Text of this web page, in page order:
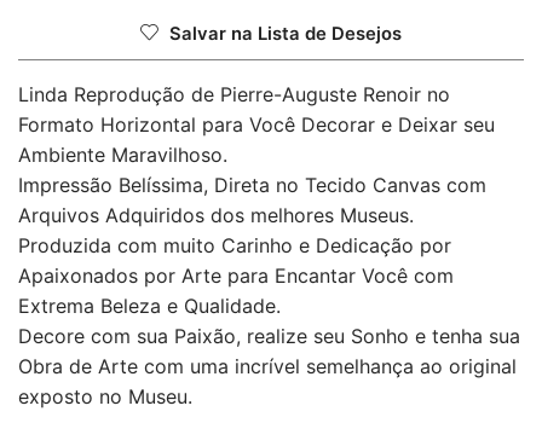
Salvar na Lista de Desejos
Linda Reprodução de Pierre-Auguste Renoir no
Formato Horizontal para Você Decorar e Deixar seu
Ambiente Maravilhoso.
Impressão Belíssima, Direta no Tecido Canvas com
Arquivos Adquiridos dos melhores Museus.
Produzida com muito Carinho e Dedicação por
Apaixonados por Arte para Encantar Você com
Extrema Beleza e Qualidade.
Decore com sua Paixão, realize seu Sonho e tenha sua
Obra de Arte com uma incrível semelhança ao original
exposto no Museu.